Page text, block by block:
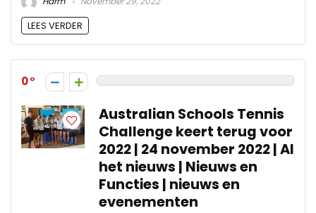
LEES VERDER
0
Australian Schools Tennis
Challenge keert terug voor
2022 | 24 november 2022 | Al
het nieuws | Nieuws en
Functies | nieuws en
evenementen